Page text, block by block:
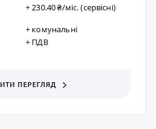
+ 230.40 ₴/мic. (сервісні)
+ комунальні
+ ПДВ
ПЕРЕГЛЯД